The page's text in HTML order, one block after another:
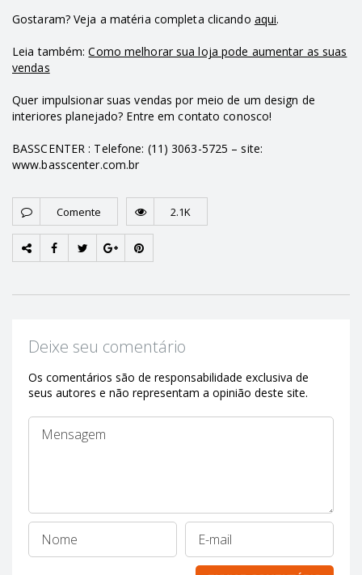
Gostaram? Veja a matéria completa clicando aqui.
Leia também:Como melhorar sua loja pode aumentar as suas
vendas
Quer impulsionar suas vendas por meio de um design de
interiores planejado? Entre em contato conosco!
BASSCENTER : Telefone: (11) 3063-5725 – site:
www.basscenter.com.br
Comente 2.1K
Deixe seu comentário
Os comentários são de responsabilidade exclusiva de
seus autores e não representam a opinião deste site.